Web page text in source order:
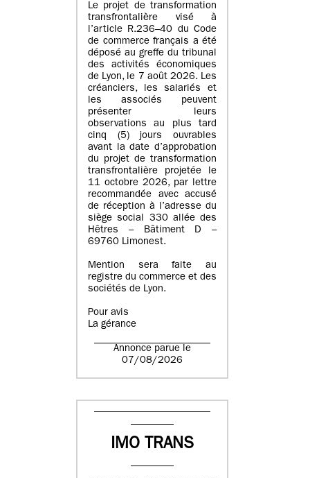
Le projet de transformation
transfrontalière visé à
l’article R.236–40 du Code
de commerce français a été
déposé au greffe du tribunal
des activités économiques
de Lyon, le 7 août 2026. Les
créanciers, les salariés et
les associés peuvent
présenter leurs
observations au plus tard
cinq (5) jours ouvrables
avant la date d’approbation
du projet de transformation
transfrontalière projetée le
11 octobre 2026, par lettre
recommandée avec accusé
de réception à l’adresse du
siège social 330 allée des
Hêtres – Bâtiment D –
69760 Limonest.
Mention sera faite au
registre du commerce et des
sociétés de Lyon.
Pour avis
La gérance
Annonce parue le
07/08/2026
IMO TRANS